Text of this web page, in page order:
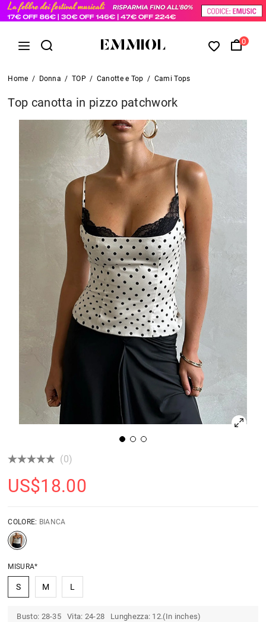
0
Home / Donna / TOP / Canotte e Top / Cami Tops
Top canotta in pizzo patchwork
(0)
US$18.00
COLORE: BIANCA
MISURA*
S M L
Busto: 28-35 Vita: 24-28 Lunghezza: 12.(In inches)